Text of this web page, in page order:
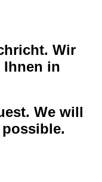
Wir
Ihnen in
We will